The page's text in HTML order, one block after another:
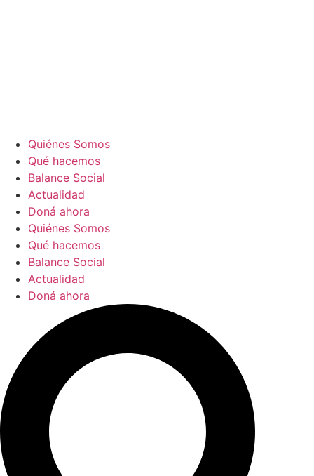
Quiénes Somos
Qué hacemos
Balance Social
Actualidad
Doná ahora
Quiénes Somos
Qué hacemos
Balance Social
Actualidad
Doná ahora